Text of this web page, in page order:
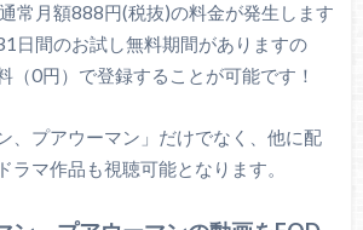
常月額888円(税抜)の料金が発生します
日間のお試し無料期間がありますの
（0円）で登録することが可能です！
、プアウーマン」だけでなく、他に配
ラマ作品も視聴可能となります。